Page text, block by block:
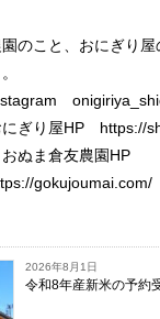
園のこと、おにぎり
にぎり屋HP https://
おぬま倉友農園HP
gokujoumai.com/
2026年8月1日
令和8年産新米の予約